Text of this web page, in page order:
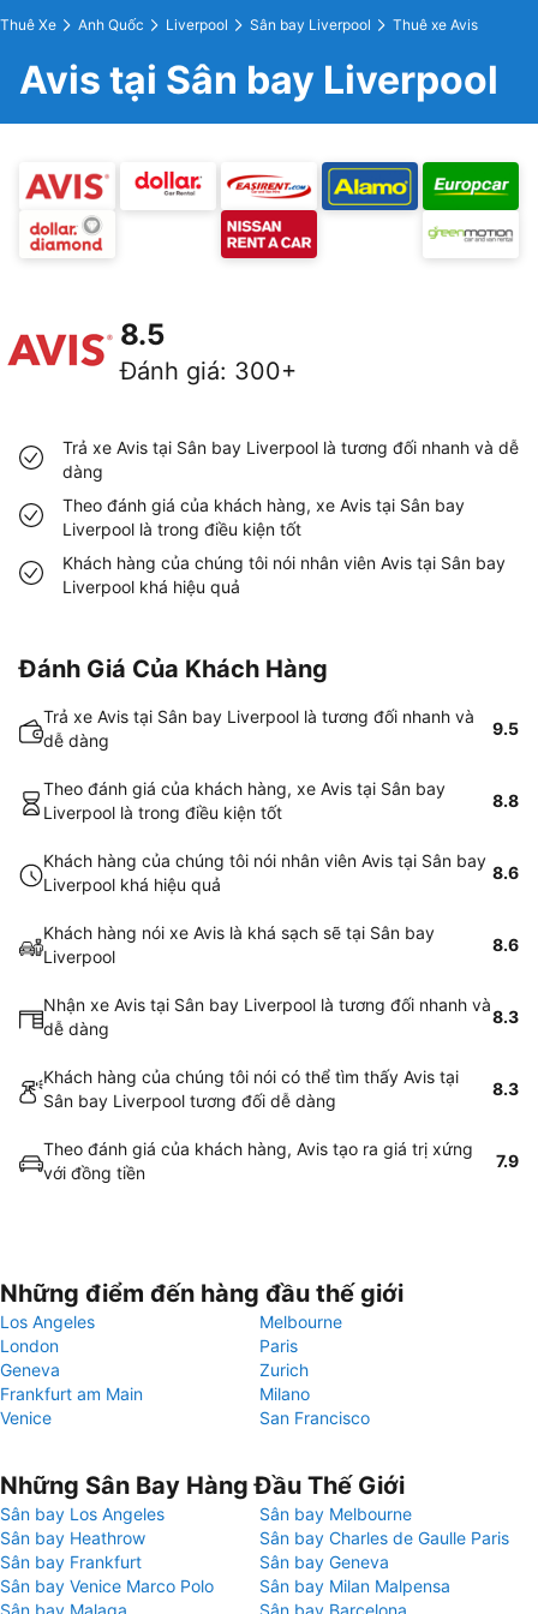
Thuê Xe Anh Quốc Liverpool Sân bay Liverpool Thuê xe Avis
Avis tại Sân bay Liverpool
8.5
Đánh giá: 300+
Trả xe Avis tại Sân bay Liverpool là tương đối nhanh và dễ
dàng
Theo đánh giá của khách hàng, xe Avis tại Sân bay
Liverpool là trong điều kiện tốt
Khách hàng của chúng tôi nói nhân viên Avis tại Sân bay
Liverpool khá hiệu quả
Đánh Giá Của Khách Hàng
Trả xe Avis tại Sân bay Liverpool là tương đối nhanh và
dễ dàng
9.5
Theo đánh giá của khách hàng, xe Avis tại Sân bay
Liverpool là trong điều kiện tốt
8.8
Khách hàng của chúng tôi nói nhân viên Avis tại Sân bay
Liverpool khá hiệu quả
8.6
Khách hàng nói xe Avis là khá sạch sẽ tại Sân bay
Liverpool
8.6
Nhận xe Avis tại Sân bay Liverpool là tương đối nhanh và
dễ dàng
8.3
Khách hàng của chúng tôi nói có thể tìm thấy Avis tại
Sân bay Liverpool tương đối dễ dàng
8.3
Theo đánh giá của khách hàng, Avis tạo ra giá trị xứng
với đồng tiền
7.9
Những điểm đến hàng đầu thế giới
Los Angeles
Melbourne
London
Paris
Geneva
Zurich
Frankfurt am Main
Milano
Venice
San Francisco
Những Sân Bay Hàng Đầu Thế Giới
Sân bay Los Angeles
Sân bay Melbourne
Sân bay Heathrow
Sân bay Charles de Gaulle Paris
Sân bay Frankfurt
Sân bay Geneva
Sân bay Venice Marco Polo
Sân bay Milan Malpensa
Sân bay Malaga
Sân bay Barcelona